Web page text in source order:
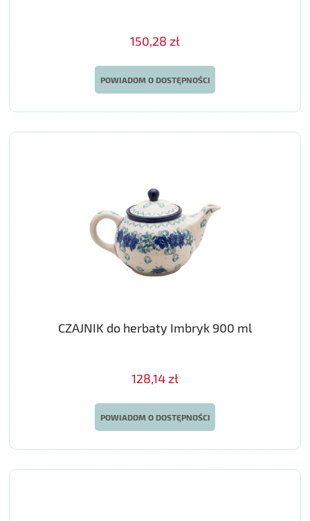
150,28 zł
POWIADOM O DOSTĘPNOŚCI
CZAJNIK do herbaty Imbryk 900 ml
128,14 zł
POWIADOM O DOSTĘPNOŚCI